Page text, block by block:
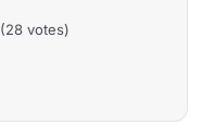
(28 votes)